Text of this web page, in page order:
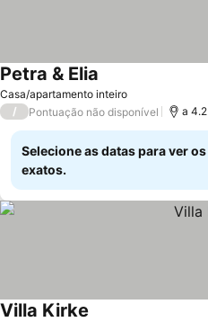
Casa/apartamento inteiro
Petra & Elia
/ Pontuação não disponível a
Selecione as datas para ver
exatos.
Villa Kirke